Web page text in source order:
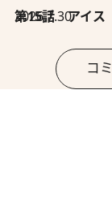
2026.7.30
第15話 アイス
コ